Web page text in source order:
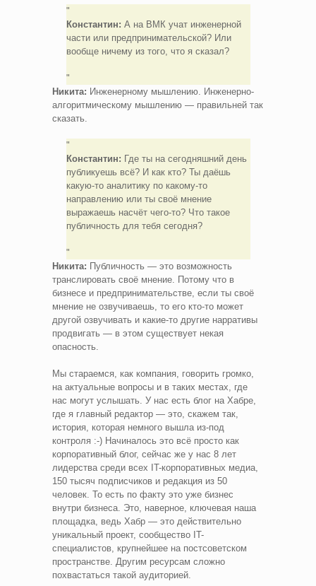
Константин: А на ВМК учат инженерной
части или предпринимательской? Или
вообще ничему из того, что я сказал?
Никита: Инженерному мышлению. Инженерно-
алгоритмическому мышлению — правильней так
сказать.
Константин: Где ты на сегодняшний день
публикуешь всё? И как кто? Ты даёшь
какую-то аналитику по какому-то
направлению или ты своё мнение
выражаешь насчёт чего-то? Что такое
публичность для тебя сегодня?
Никита: Публичность — это возможность
транслировать своё мнение. Потому что в
бизнесе и предпринимательстве, если ты своё
мнение не озвучиваешь, то его кто-то может
другой озвучивать и какие-то другие нарративы
продвигать — в этом существует некая
опасность.
Мы стараемся, как компания, говорить громко,
на актуальные вопросы и в таких местах, где
нас могут услышать. У нас есть блог на Хабре,
где я главный редактор — это, скажем так,
история, которая немного вышла из-под
контроля :-) Начиналось это всё просто как
корпоративный блог, сейчас же у нас 8 лет
лидерства среди всех IT-корпоративных медиа,
150 тысяч подписчиков и редакция из 50
человек. То есть по факту это уже бизнес
внутри бизнеса. Это, наверное, ключевая наша
площадка, ведь Хабр — это действительно
уникальный проект, сообщество IT-
специалистов, крупнейшее на постсоветском
пространстве. Другим ресурсам сложно
похвастаться такой аудиторией.